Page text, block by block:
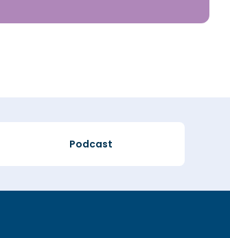
Podcast